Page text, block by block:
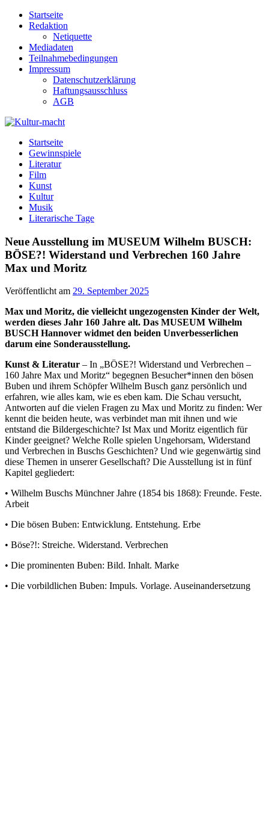
Zum
Inhalt
Startseite
Redaktion
Netiquette
Mediadaten
Teilnahmebedingungen
Impressum
Datenschutzerklärung
Haftungsausschluss
AGB
Kultur-macht
Magazin für Kunst, Literatur, Kultur, Film & Musik
Startseite
Gewinnspiele
Literatur
Film
Kunst
Kultur
Musik
Literarische Tage
Neue Ausstellung im MUSEUM Wilhelm BUSCH:
BÖSE?! Widerstand und Verbrechen 160 Jahre
Max und Moritz
Veröffentlicht am 29. September 2025
Max und Moritz, die vielleicht ungezogensten Kinder der Welt,
werden dieses Jahr 160 Jahre alt. Das MUSEUM Wilhelm
BUSCH Hannover widmet den beiden Unverbesserlichen
darum eine Sonderausstellung.
Kunst & Literatur – In „BÖSE?! Widerstand und Verbrechen –
160 Jahre Max und Moritz“ begegnen Besucher*innen den bösen
Buben und ihrem Schöpfer Wilhelm Busch ganz persönlich und
erfahren, wie alles kam, wie es eben kam. Die Schau versucht,
Antworten auf die vielen Fragen zu Max und Moritz zu finden: Wer
kennt die beiden heute, was verbindet man mit ihnen und wie
entstand die Bildergeschichte? Ist Max und Moritz eigentlich für
Kinder geeignet? Welche Rolle spielen Ungehorsam, Widerstand
und Verbrechen in Buschs Geschichten? Und wie gegenwärtig sind
diese Themen in unserer Gesellschaft? Die Ausstellung ist in fünf
Kapitel gegliedert:
• Wilhelm Buschs Münchner Jahre (1854 bis 1868): Freunde. Feste.
Arbeit
• Die bösen Buben: Entwicklung. Entstehung. Erbe
• Böse?!: Streiche. Widerstand. Verbrechen
• Die prominenten Buben: Bild. Inhalt. Marke
• Die vorbildlichen Buben: Impuls. Vorlage. Auseinandersetzung